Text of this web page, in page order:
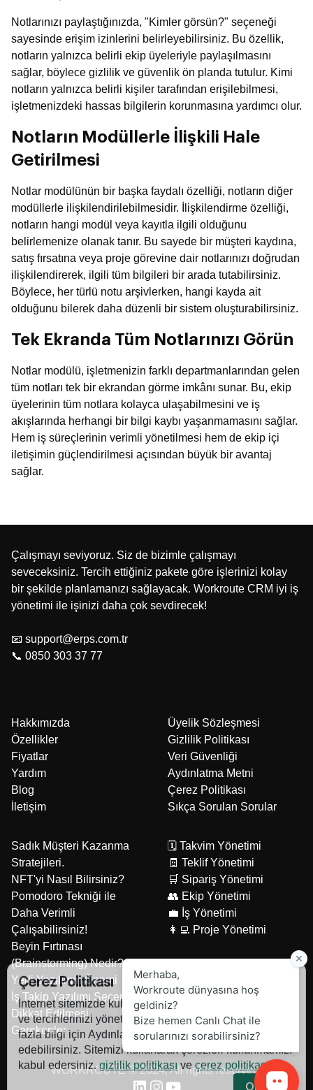
Çerez Politikası
İnternet sitemizde kullanılan çerezlerle ilgili bilgi almak
ve tercihlerinizi yönetmek için Çerez Politikası , daha
fazla bilgi için Aydınlatma Metnini sayfalarını ziyaret
edebilirsiniz. Sitemizi kullanarak çerezleri kullanmamızı
kabul edersiniz.gizlilik politikasıve çerez politikası.
Onayla
Notlarınızı paylaştığınızda, "Kimler görsün?" seçeneği
sayesinde erişim izinlerini belirleyebilirsiniz. Bu özellik,
notların yalnızca belirli ekip üyeleriyle paylaşılmasını
sağlar, böylece gizlilik ve güvenlik ön planda tutulur. Kimi
notların yalnızca belirli kişiler tarafından erişilebilmesi,
işletmenizdeki hassas bilgilerin korunmasına yardımcı olur.
Notların Modüllerle İlişkili Hale
Getirilmesi
Notlar modülünün bir başka faydalı özelliği, notların diğer
modüllerle ilişkilendirilebilmesidir. İlişkilendirme özelliği,
notların hangi modül veya kayıtla ilgili olduğunu
belirlemenize olanak tanır. Bu sayede bir müşteri kaydına,
satış fırsatına veya proje görevine dair notlarınızı doğrudan
ilişkilendirerek, ilgili tüm bilgileri bir arada tutabilirsiniz.
Böylece, her türlü notu arşivlerken, hangi kayda ait
olduğunu bilerek daha düzenli bir sistem oluşturabilirsiniz.
Tek Ekranda Tüm Notlarınızı Görün
Notlar modülü, işletmenizin farklı departmanlarından gelen
tüm notları tek bir ekrandan görme imkânı sunar. Bu, ekip
üyelerinin tüm notlara kolayca ulaşabilmesini ve iş
akışlarında herhangi bir bilgi kaybı yaşanmamasını sağlar.
Hem iş süreçlerinin verimli yönetilmesi hem de ekip içi
iletişimin güçlendirilmesi açısından büyük bir avantaj
sağlar.
Çalışmayı seviyoruz. Siz de bizimle çalışmayı
seveceksiniz. Tercih ettiğiniz pakete göre işlerinizi kolay
bir şekilde planlamanızı sağlayacak. Workroute CRM iyi iş
yönetimi ile işinizi daha çok sevdirecek!
📧 support@erps.com.tr
📞 0850 303 37 77
Hakkımızda
Özellikler
Fiyatlar
Yardım
Blog
İletişim
Üyelik Sözleşmesi
Gizlilik Politikası
Veri Güvenliği
Aydınlatma Metni
Çerez Politikası
Sıkça Sorulan Sorular
Sadık Müşteri Kazanma
Stratejileri.
NFT'yi Nasıl Bilirsiniz?
Pomodoro Tekniği ile
Daha Verimli
Çalışabilirsiniz!
Beyin Fırtınası
(Brainstorming) Nedir?
Yerli Yazılımın Önemi
İş Takip Yazılımı Seçerken
Dikkat Edilmesi
Gerekenler
🗓️ Takvim Yönetimi
🧾 Teklif Yönetimi
🛒 Sipariş Yönetimi
👥 Ekip Yönetimi
💼 İş Yönetimi
👩‍💻 Proje Yönetimi
WORKROUTE © 2024, All rights reserved.